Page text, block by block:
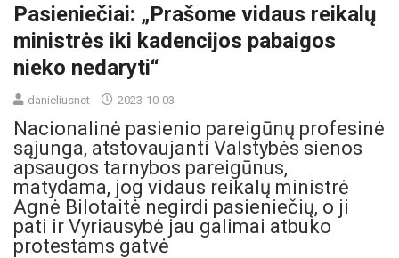
Pasieniečiai: „Prašome vidaus reikalų
ministrės iki kadencijos pabaigos
nieko nedaryti“
danieliusnet 2023-10-03
Nacionalinė pasienio pareigūnų profesinė
sąjunga, atstovaujanti Valstybės sienos
apsaugos tarnybos pareigūnus,
matydama, jog vidaus reikalų ministrė
Agnė Bilotaitė negirdi pasieniečių, o ji
pati ir Vyriausybė jau galimai atbuko
protestams gatvė